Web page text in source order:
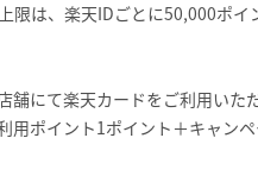
は、楽天IDごとに50,000ポイ
舗にて楽天カードをご利用い
用ポイント1ポイント＋キャン